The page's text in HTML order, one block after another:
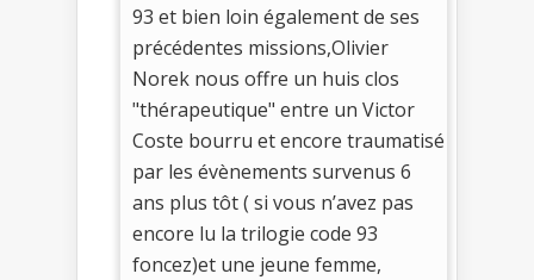
93 et bien loin également de ses
précédentes missions,Olivier
Norek nous offre un huis clos
"thérapeutique" entre un Victor
Coste bourru et encore traumatisé
par les évènements survenus 6
ans plus tôt ( si vous n’avez pas
encore lu la trilogie code 93
foncez)et une jeune femme,